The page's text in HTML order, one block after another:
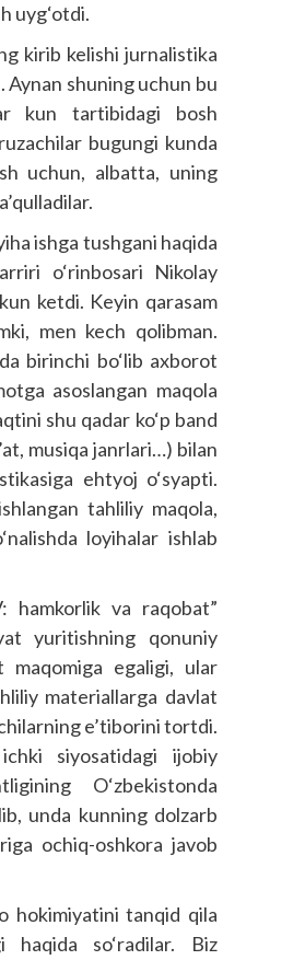
uyg‘otdi.
kirib kelishi jurnalistika
shuning uchun bu
kun tartibidagi bosh
bugungi kunda
uchun, albatta, uning
ishga tushgani haqida
o‘rinbosari Nikolay
ketdi. Keyin qarasam
men kech qolibman.
birinchi bo‘lib axborot
asoslangan maqola
shu qadar ko‘p band
musiqa janrlari…) bilan
ehtyoj o‘syapti.
tahliliy maqola,
loyihalar ishlab
hamkorlik va raqobat”
yuritishning qonuniy
maqomiga egaligi, ular
materiallarga davlat
e’tiborini tortdi.
siyosatidagi ijobiy
O‘zbekistonda
unda kunning dolzarb
ochiq-oshkora javob
hokimiyatini tanqid qila
haqida so‘radilar. Biz